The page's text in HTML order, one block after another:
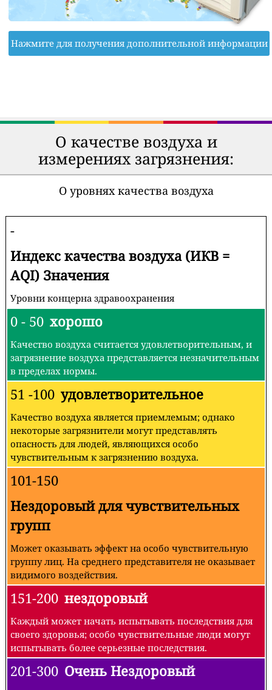
Нажмите для получения дополнительной информации
О качестве воздуха и
измерениях загрязнения:
О уровнях качества воздуха
-
Индекс качества воздуха (ИКВ =
AQI) Значения
Уровни концерна здравоохранения
0 - 50 хорошо
Качество воздуха считается удовлетворительным, и
загрязнение воздуха представляется незначительным
в пределах нормы.
51 -100 удовлетворительное
Качество воздуха является приемлемым; однако
некоторые загрязнители могут представлять
опасность для людей, являющихся особо
чувствительным к загрязнению воздуха.
101-150
Нездоровый для чувствительных
групп
Может оказывать эффект на особо чувствительную
группу лиц. На среднего представителя не оказывает
видимого воздействия.
151-200 нездоровый
Каждый может начать испытывать последствия для
своего здоровья; особо чувствительные люди могут
испытывать более серьезные последствия.
201-300 Очень Нездоровый